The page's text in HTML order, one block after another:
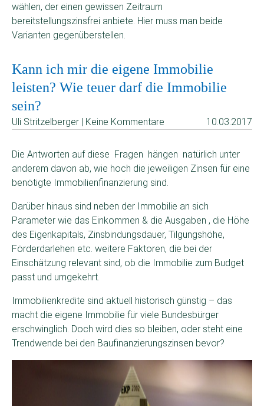
wählen, der einen gewissen Zeitraum
bereitstellungszinsfrei anbiete. Hier muss man beide
Varianten gegenüberstellen.
Kann ich mir die eigene Immobilie
leisten? Wie teuer darf die Immobilie
sein?
Uli Stritzelberger | Keine Kommentare 10.03.2017
Die Antworten auf diese Fragen hängen natürlich unter
anderem davon ab, wie hoch die jeweiligen Zinsen für eine
benötigte Immobilienfinanzierung sind.
Darüber hinaus sind neben der Immobilie an sich
Parameter wie das Einkommen & die Ausgaben , die Höhe
des Eigenkapitals, Zinsbindungsdauer, Tilgungshöhe,
Förderdarlehen etc. weitere Faktoren, die bei der
Einschätzung relevant sind, ob die Immobilie zum Budget
passt und umgekehrt.
Immobilienkredite sind aktuell historisch günstig – das
macht die eigene Immobilie für viele Bundesbürger
erschwinglich. Doch wird dies so bleiben, oder steht eine
Trendwende bei den Baufinanzierungszinsen bevor?